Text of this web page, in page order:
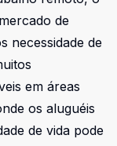
de
necessidade de
em áreas
os aluguéis
de vida pode